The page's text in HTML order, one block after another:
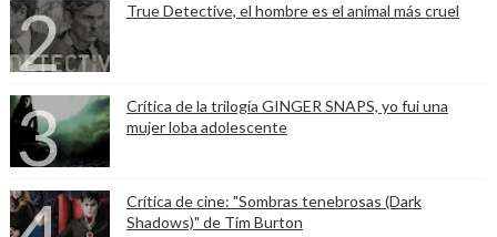
True Detective, el hombre es el animal más cruel
Crítica de la trilogía GINGER SNAPS, yo fui una
mujer loba adolescente
Crítica de cine: "Sombras tenebrosas (Dark
Shadows)" de Tim Burton